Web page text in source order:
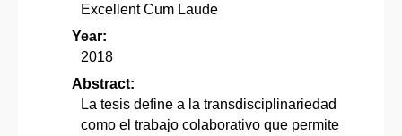
Excellent Cum Laude
Year:
2018
Abstract:
La tesis define a la transdisciplinariedad
como el trabajo colaborativo que permite